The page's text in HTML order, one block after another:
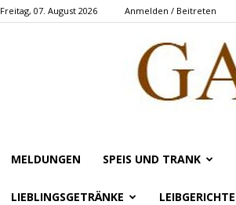
Freitag, 07. August 2026 Anmelden / Beitreten
MELDUNGEN SPEIS UND TRANK
LIEBLINGSGETRÄNKE LEIBGERICHTE